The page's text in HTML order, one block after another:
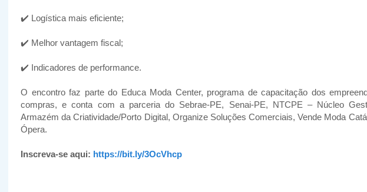
✔️ Logística mais eficiente;
✔️ Melhor vantagem fiscal;
✔️ Indicadores de performance.
O encontro faz parte do Educa Moda Center, programa de capacitação dos
compras, e conta com a parceria do Sebrae-PE, Senai-PE, NTCPE – Núcleo
Armazém da Criatividade/Porto Digital, Organize Soluções Comerciais, Vende Moda
Ópera.
Inscreva-se aqui: https://bit.ly/3OcVhcp